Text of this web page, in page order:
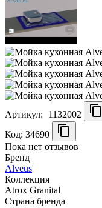
Артикул:
1132002
Код: 34690
Пока нет отзывов
Бренд
Alveus
Коллекция
Atrox Granital
Страна бренда